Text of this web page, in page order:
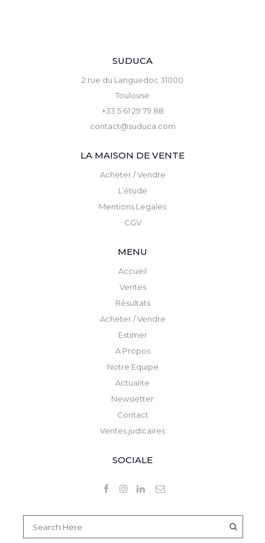
SUDUCA
2 rue du Languedoc 31000
Toulouse
+33 5 61 29 79 88
contact@suduca.com
LA MAISON DE VENTE
Acheter / Vendre
L’étude
Mentions Legales
CGV
MENU
Accueil
Ventes
Résultats
Acheter / Vendre
Estimer
A Propos
Notre Equipe
Actualite
Newsletter
Contact
Ventes judicaires
SOCIALE